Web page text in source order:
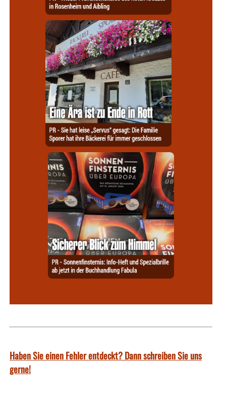
Haben Sie einen Fehler entdeckt? Dann schreiben Sie uns
gerne!